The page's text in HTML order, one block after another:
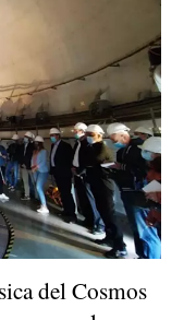
del Cosmos